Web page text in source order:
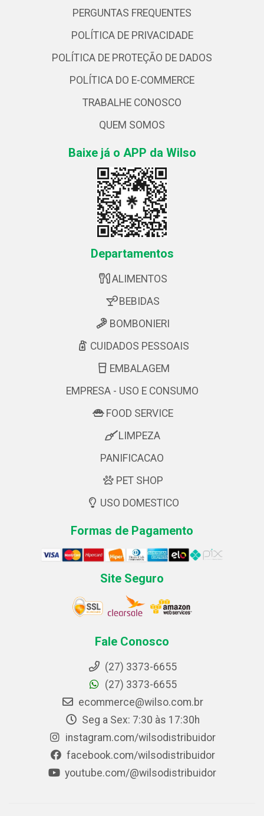
PERGUNTAS FREQUENTES
POLÍTICA DE PRIVACIDADE
POLÍTICA DE PROTEÇÃO DE DADOS
POLÍTICA DO E-COMMERCE
TRABALHE CONOSCO
QUEM SOMOS
Baixe já o APP da Wilso
Departamentos
ALIMENTOS
BEBIDAS
BOMBONIERI
CUIDADOS PESSOAIS
EMBALAGEM
EMPRESA - USO E CONSUMO
FOOD SERVICE
LIMPEZA
PANIFICACAO
PET SHOP
USO DOMESTICO
Formas de Pagamento
Site Seguro
Fale Conosco
(27) 3373-6655
(27) 3373-6655
ecommerce@wilso.com.br
Seg a Sex: 7:30 às 17:30h
instagram.com/wilsodistribuidor
facebook.com/wilsodistribuidor
youtube.com/@wilsodistribuidor